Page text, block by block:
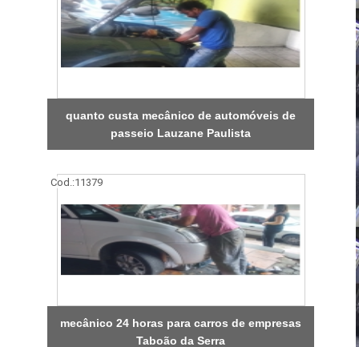
quanto custa mecânico de automóveis de
passeio Lauzane Paulista
Cod.:11379
mecânico 24 horas para carros de empresas
Taboão da Serra